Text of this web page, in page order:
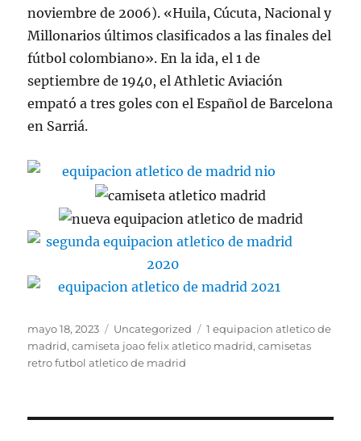
noviembre de 2006). «Huila, Cúcuta, Nacional y
Millonarios últimos clasificados a las finales del
fútbol colombiano». En la ida, el 1 de
septiembre de 1940, el Athletic Aviación
empató a tres goles con el Español de Barcelona
en Sarriá.
Publicado
el
mayo 18, 2023 Categorías
Uncategorized Etiquetas
1 equipacion atletico de
madrid,camiseta joao felix atletico madrid,camisetas
retro futbol atletico de madrid